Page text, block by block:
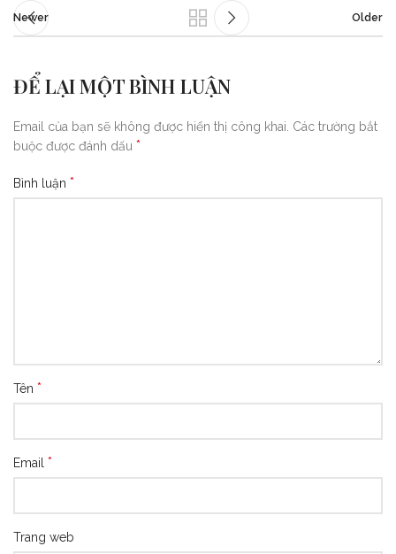
Newer Older
ĐỂ LẠI MỘT BÌNH LUẬN
Email của bạn sẽ không được hiển thị công khai. Các trường bắt
buộc được đánh dấu *
Bình luận *
Tên *
Email *
Trang web